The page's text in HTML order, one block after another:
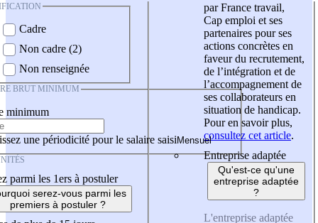
Cadre
Non cadre (2)
Non renseignée
BRUT MINIMUM
minimum
une périodicité pour le salaire saisi
parmi les 1ers à postuler
serez-vous parmi les
premiers à postuler ?
par France travail,
Cap emploi et ses
partenaires pour ses
actions concrètes en
faveur du recrutement,
de l’intégration et de
l’accompagnement de
ses collaborateurs en
situation de handicap.
Pour en savoir plus,
consultez cet article.
Entreprise adaptée
Qu'est-ce qu'une
entreprise adaptée
?
L'entreprise adaptée